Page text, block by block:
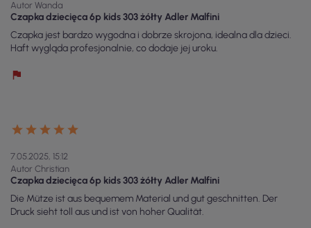
Autor Wanda
Czapka dziecięca 6p kids 303 żółty Adler Malfini
Czapka jest bardzo wygodna i dobrze skrojona, idealna dla dzieci.
Haft wygląda profesjonalnie, co dodaje jej uroku.
7.05.2025, 15:12
Autor Christian
Czapka dziecięca 6p kids 303 żółty Adler Malfini
Die Mütze ist aus bequemem Material und gut geschnitten. Der
Druck sieht toll aus und ist von hoher Qualität.